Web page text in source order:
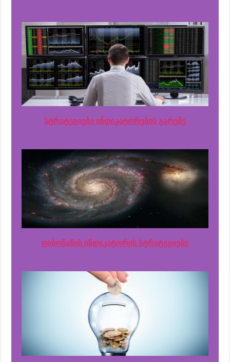
სტრატეგიები ინდიკატორების გარეშე
ფიბონაჩის ინდიკატორის სტრატეგიები